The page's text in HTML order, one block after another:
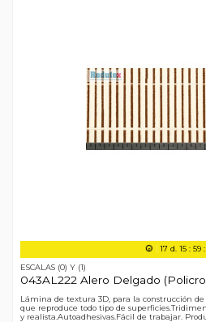
17 d. 15 :59
ESCALAS (0) Y (1)
043AL222 Alero Delgado
Lámina de textura 3D, para la construcción
que reproduce todo tipo de
y realista.Autoadhesivas.Fácil de trabajar.